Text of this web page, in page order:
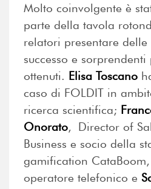
Molto coinvolgente è
parte della tavola
relatori presentare delle
successo e
ottenuti. Elisa Toscano
caso di FOLDIT in
ricerca scientifica;
Onorato, Director of
Business e socio della
gamification
operatore telefonico e